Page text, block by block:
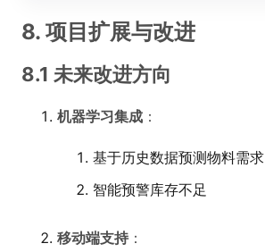
8. 项目扩展与改进
8.1 未来改进方向
机器学习集成 ：
基于历史数据预测物料需求
智能预警库存不足
移动端支持 ：